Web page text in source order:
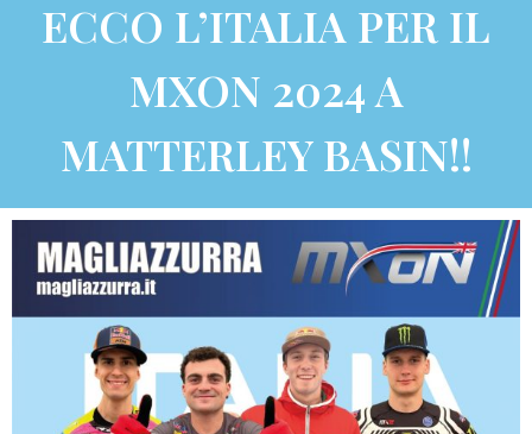
ECCO L’ITALIA PER IL
MXON 2024 A
MATTERLEY BASIN!!